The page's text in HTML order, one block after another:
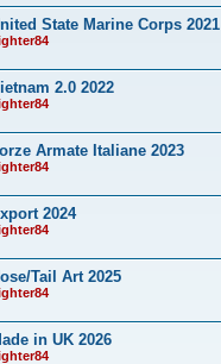
State Marine Corps 2021
2.0 2022
Armate Italiane 2023
2024
Tail Art 2025
in UK 2026